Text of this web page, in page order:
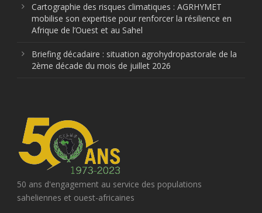
Cartographie des risques climatiques : AGRHYMET
mobilise son expertise pour renforcer la résilience en
Afrique de l’Ouest et au Sahel
Briefing décadaire : situation agrohydropastorale de la
2ème décade du mois de juillet 2026
50 ans d'engagement au service des populations
saheliennes et ouest-africaines